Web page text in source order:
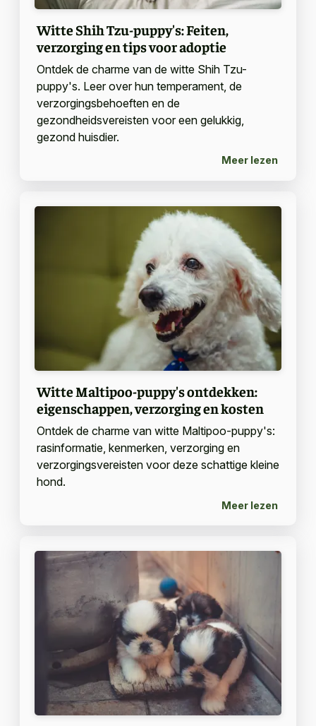
Witte Shih Tzu-puppy's: Feiten,
verzorging en tips voor adoptie
Ontdek de charme van de witte Shih Tzu-
puppy's. Leer over hun temperament, de
verzorgingsbehoeften en de
gezondheidsvereisten voor een gelukkig,
gezond huisdier.
Meer lezen
Witte Maltipoo-puppy's ontdekken:
eigenschappen, verzorging en kosten
Ontdek de charme van witte Maltipoo-puppy's:
rasinformatie, kenmerken, verzorging en
verzorgingsvereisten voor deze schattige kleine
hond.
Meer lezen